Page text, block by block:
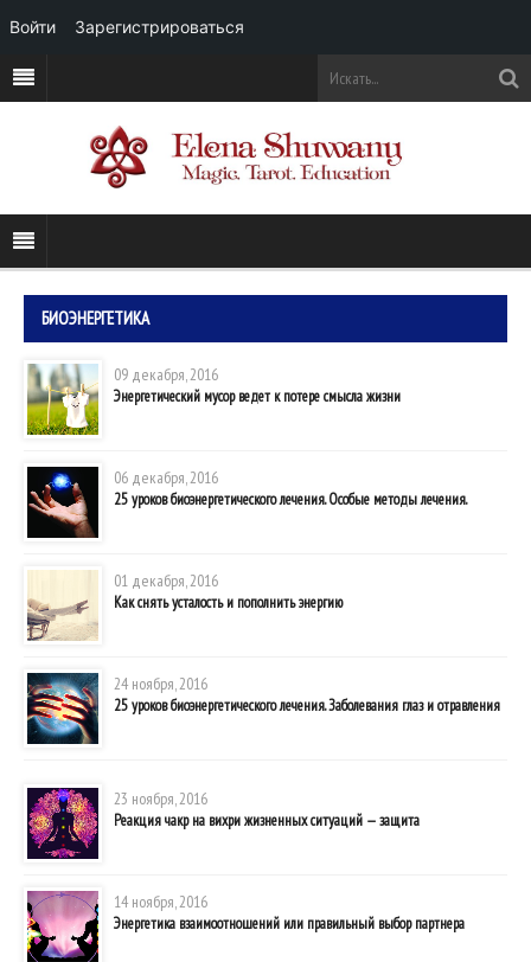
БИОЭНЕРГЕТИКА
09 декабря, 2016
Энергетический мусор ведет к потере смысла жизни
06 декабря, 2016
25 уроков биоэнергетического лечения. Особые методы лечения.
01 декабря, 2016
Как снять усталость и пополнить энергию
24 ноября, 2016
25 уроков биоэнергетического лечения. Заболевания глаз и отравления
23 ноября, 2016
Реакция чакр на вихри жизненных ситуаций — защита
14 ноября, 2016
Энергетика взаимоотношений или правильный выбор партнера
Войти Зарегистрироваться